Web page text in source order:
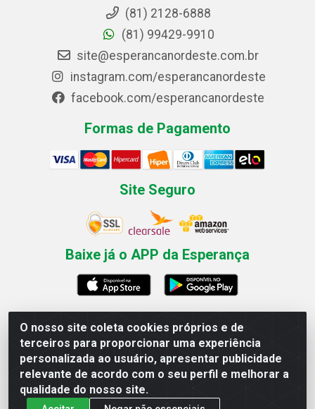
O nosso site coleta cookies próprios e de
terceiros para proporcionar uma experiência
personalizada ao usuário, apresentar publicidade
relevante de acordo com o seu perfil e melhorar a
qualidade do nosso site.
(81) 2128-6888
(81) 99429-9910
site@esperancanordeste.com.br
instagram.com/esperancanordeste
facebook.com/esperancanordeste
Formas de Pagamento
Site Seguro
Baixe já o APP da Esperança
Esperança Nordeste - Rua Professor Caldas Filho, 291 -
Estância - Recife / PE CEP: 50771-335 - CNPJ
03.666.136/0001-23